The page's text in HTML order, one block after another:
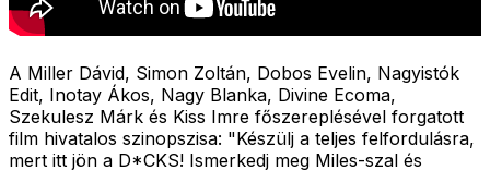
A Miller Dávid, Simon Zoltán, Dobos Evelin, Nagyistók
Edit, Inotay Ákos, Nagy Blanka, Divine Ecoma,
Szekulesz Márk és Kiss Imre főszereplésével forgatott
film hivatalos szinopszisa: "Készülj a teljes felfordulásra,
mert itt jön a D*CKS! Ismerkedj meg Miles-szal és